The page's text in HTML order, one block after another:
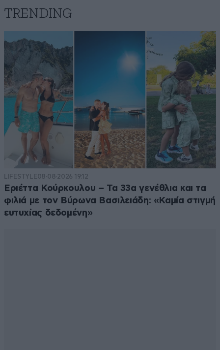
TRENDING
LIFESTYLE08·08·2026 19:12
Εριέττα Κούρκουλου – Τα 33α γενέθλια και τα
φιλιά με τον Βύρωνα Βασιλειάδη: «Καμία στιγμή
ευτυχίας δεδομένη»